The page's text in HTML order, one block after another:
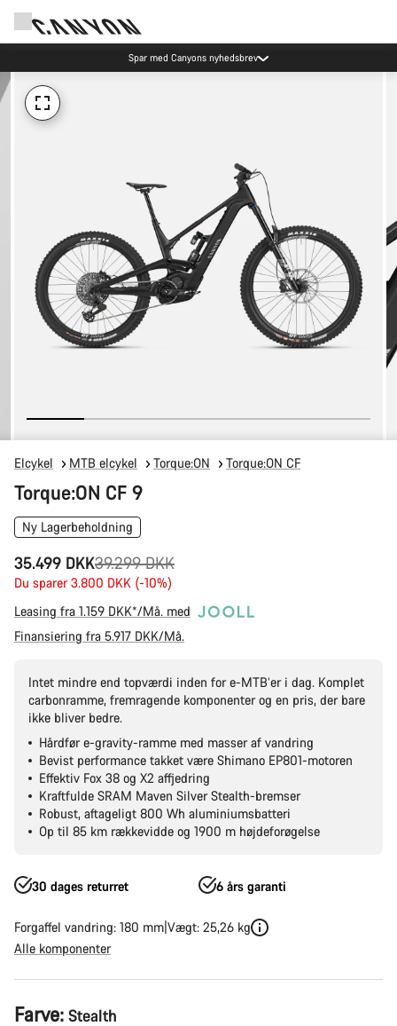
Spar med Canyons nyhedsbrev
Elcykel MTB elcykel Torque:ON Torque:ON CF
Torque:ON CF 9
Ny Lagerbeholdning
35.499 DKK
Original
pris
39.299 DKK
Du sparer 3.800 DKK (-10%)
Leasing fra 1.159 DKK*/Må. med
Finansiering fra 5.917 DKK/Må.
Intet mindre end topværdi inden for e-MTB’er i dag. Komplet
carbonramme, fremragende komponenter og en pris, der bare
ikke bliver bedre.
Hårdfør e-gravity-ramme med masser af vandring
Bevist performance takket være Shimano EP801-motoren
Effektiv Fox 38 og X2 affjedring
Kraftfulde SRAM Maven Silver Stealth-bremser
Robust, aftageligt 800 Wh aluminiumsbatteri
Op til 85 km rækkevidde og 1900 m højdeforøgelse
30 dages returret 6 års garanti
Forgaffel vandring: 180 mm Vægt: 25,26 kg
Alle komponenter
Produktkonfiguration
Farve: Stealth